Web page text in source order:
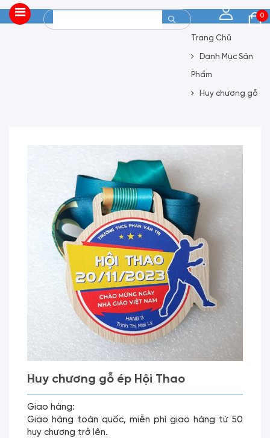
0
Trang Chủ
Danh Mục Sản
Phẩm
Huy chương gỗ
Huy chương gỗ ép Hội Thao
Giao hàng:
Giao hàng toàn quốc, miễn phí giao hàng từ 50
huy chương trở lên.